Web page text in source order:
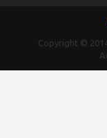
Copyright ©